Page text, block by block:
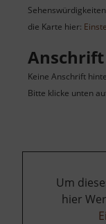
die Karte hier:
Anschrift
Keine Anschrift
Bitte klicke unten
Um
hier